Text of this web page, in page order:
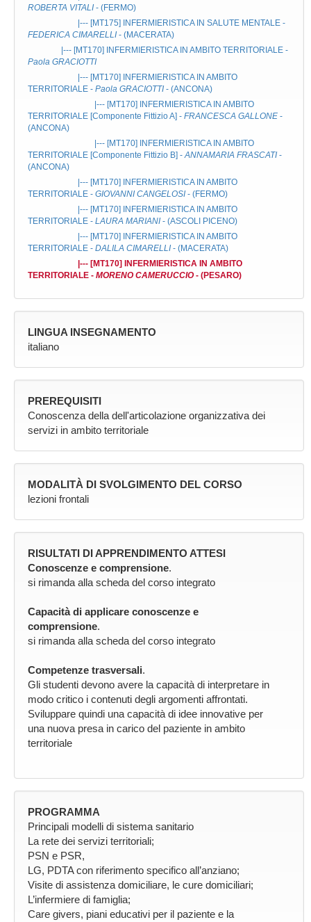
ROBERTA VITALI - (FERMO)
|--- [MT175]
INFERMIERISTICA IN SALUTE MENTALE -
FEDERICA CIMARELLI - (MACERATA)
|--- [MT170]
INFERMIERISTICA IN AMBITO TERRITORIALE -
Paola GRACIOTTI
|--- [MT170]
INFERMIERISTICA IN AMBITO
TERRITORIALE - Paola GRACIOTTI - (ANCONA)
|--- [MT170]
INFERMIERISTICA IN AMBITO
TERRITORIALE [Componente Fittizio A] - FRANCESCA GALLONE -
(ANCONA)
|--- [MT170]
INFERMIERISTICA IN AMBITO
TERRITORIALE [Componente Fittizio B] -ANNAMARIA FRASCATI -
(ANCONA)
|--- [MT170]
INFERMIERISTICA IN AMBITO
TERRITORIALE - GIOVANNI CANGELOSI - (FERMO)
|--- [MT170]
INFERMIERISTICA IN AMBITO
TERRITORIALE - LAURA MARIANI - (ASCOLI PICENO)
|--- [MT170]
INFERMIERISTICA IN AMBITO
TERRITORIALE - DALILA CIMARELLI - (MACERATA)
|--- [MT170]
INFERMIERISTICA IN AMBITO
TERRITORIALE - MORENO CAMERUCCIO- (PESARO)
LINGUA INSEGNAMENTO
italiano
PREREQUISITI
Conoscenza della dell'articolazione organizzativa dei
servizi in ambito territoriale
MODALITÀ DI SVOLGIMENTO DEL CORSO
lezioni frontali
RISULTATI DI APPRENDIMENTO ATTESI
Conoscenze e comprensione.
si rimanda alla scheda del corso integrato
Capacità di applicare conoscenze e
comprensione.
si rimanda alla scheda del corso integrato
Competenze trasversali.
Gli studenti devono avere la capacità di interpretare in
modo critico i contenuti degli argomenti affrontati.
Sviluppare quindi una capacità di idee innovative per
una nuova presa in carico del paziente in ambito
territoriale
PROGRAMMA
Principali modelli di sistema sanitario
La rete dei servizi territoriali;
PSN e PSR,
LG, PDTA con riferimento specifico all’anziano;
Visite di assistenza domiciliare, le cure domiciliari;
L’infermiere di famiglia;
Care givers, piani educativi per il paziente e la